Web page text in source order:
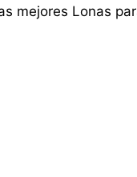
mejores Lonas